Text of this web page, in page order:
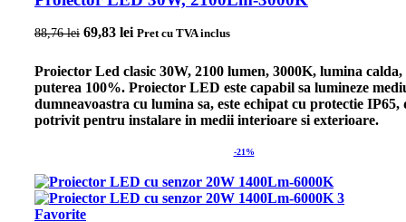
88,76lei Prețul inițial a fost: 88,76 lei.
69,83 lei Prețul curent este: 69,83 lei.
Pret cu TVA inclus
Proiector Led clasic 30W, 2100 lumen, 3000K, lumina calda,
puterea 100%. Proiector LED este capabil sa lumineze
dumneavoastra cu lumina sa, este echipat cu protectie IP65,
potrivit pentru instalare in medii interioare si exterioare.
-21%
Favorite